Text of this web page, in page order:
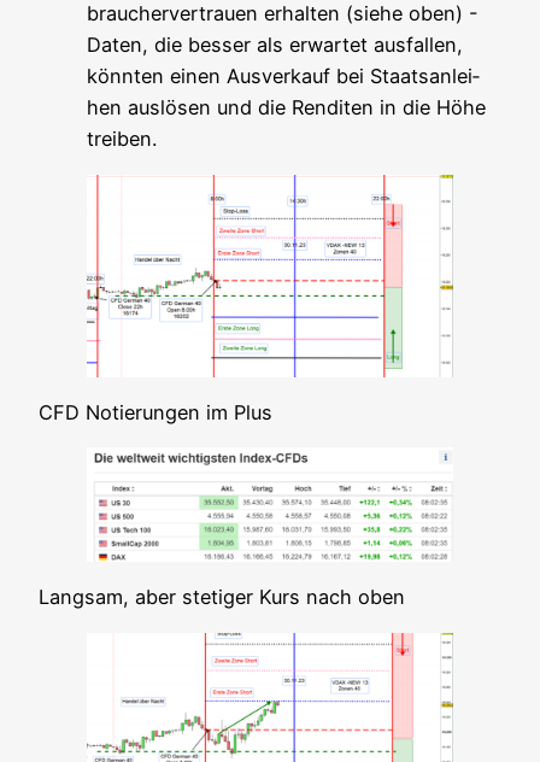
brau­cher­ver­trau­en erhal­ten (sie­he oben) -
Daten, die bes­ser als erwar­tet aus­fal­len,
könn­ten einen Aus­ver­kauf bei Staats­an­lei­
hen aus­lö­sen und die Ren­di­ten in die Höhe
treiben.
CFD Notie­run­gen im Plus
Lang­sam, aber ste­ti­ger Kurs nach oben